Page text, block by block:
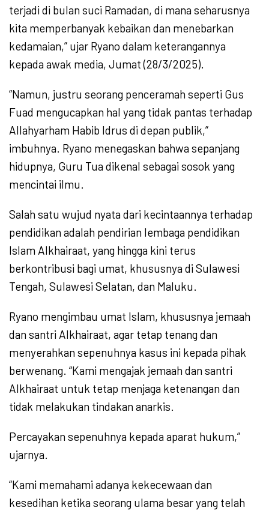
terjadi di bulan suci Ramadan, di mana seharusnya
kita memperbanyak kebaikan dan menebarkan
kedamaian,” ujar Ryano dalam keterangannya
kepada awak media, Jumat (28/3/2025).
“Namun, justru seorang penceramah seperti Gus
Fuad mengucapkan hal yang tidak pantas terhadap
Allahyarham Habib Idrus di depan publik,”
imbuhnya. Ryano menegaskan bahwa sepanjang
hidupnya, Guru Tua dikenal sebagai sosok yang
mencintai ilmu.
Salah satu wujud nyata dari kecintaannya terhadap
pendidikan adalah pendirian lembaga pendidikan
Islam Alkhairaat, yang hingga kini terus
berkontribusi bagi umat, khususnya di Sulawesi
Tengah, Sulawesi Selatan, dan Maluku.
Ryano mengimbau umat Islam, khususnya jemaah
dan santri Alkhairaat, agar tetap tenang dan
menyerahkan sepenuhnya kasus ini kepada pihak
berwenang. “Kami mengajak jemaah dan santri
Alkhairaat untuk tetap menjaga ketenangan dan
tidak melakukan tindakan anarkis.
Percayakan sepenuhnya kepada aparat hukum,”
ujarnya.
“Kami memahami adanya kekecewaan dan
kesedihan ketika seorang ulama besar yang telah